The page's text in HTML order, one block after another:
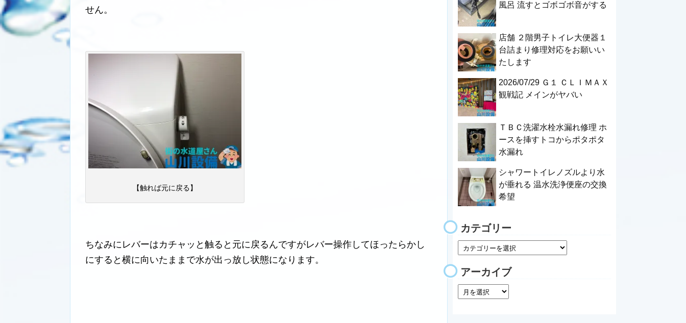
せん。
【触れば元に戻る】
ちなみにレバーはカチャッと触ると元に戻るんですがレバー操作してほったらかし
にすると横に向いたままで水が出っ放し状態になります。
風呂 流すとゴボゴボ音がする
店舗 ２階男子トイレ大便器１
台詰まり修理対応をお願いい
たします
2026/07/29 Ｇ１ ＣＬＩＭＡＸ
観戦記 メインがヤバい
ＴＢＣ洗濯水栓水漏れ修理 ホ
ースを挿すトコからポタポタ
水漏れ
シャワートイレノズルより水
が垂れる 温水洗浄便座の交換
希望
カテゴリー
アーカイブ